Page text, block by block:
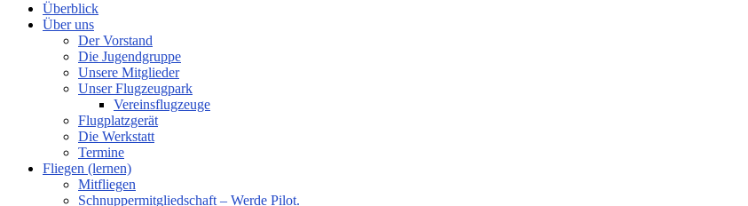
Überblick
Über uns
Der Vorstand
Die Jugendgruppe
Unsere Mitglieder
Unser Flugzeugpark
Vereinsflugzeuge
Flugplatzgerät
Die Werkstatt
Termine
Fliegen (lernen)
Mitfliegen
Schnuppermitgliedschaft – Werde Pilot.